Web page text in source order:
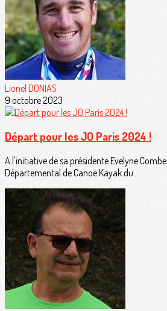
Lionel DONIAS
9 octobre 2023
Départ pour les JO Paris 2024 !
A l'initiative de sa présidente Evelyne
Départemental de Canoë Kayak du...